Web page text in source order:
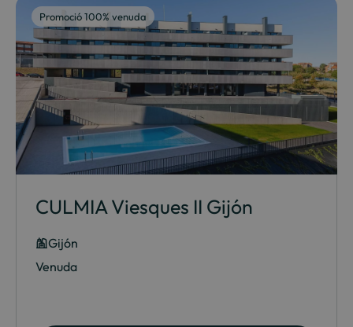
Promoció 100% venuda
CULMIA Viesques II Gijón
Gijón
Venuda